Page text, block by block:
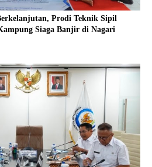
Prodi Teknik Sipil
Siaga Banjir di Nagari